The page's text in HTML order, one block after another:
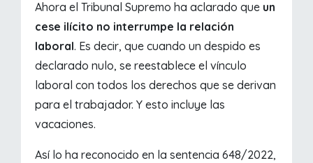
Ahora el Tribunal Supremo ha aclarado que un
cese ilícito no interrumpe la relación
laboral. Es decir, que cuando un despido es
declarado nulo, se reestablece el vínculo
laboral con todos los derechos que se derivan
para el trabajador. Y esto incluye las
vacaciones.
Así lo ha reconocido en la sentencia 648/2022,